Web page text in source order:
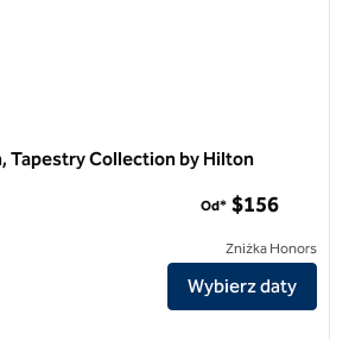
Tapestry Collection by Hilton
Sonoma Valley Inn, Tapestry Collection by
Od* $156
Zniżka Honors
Wybierz daty